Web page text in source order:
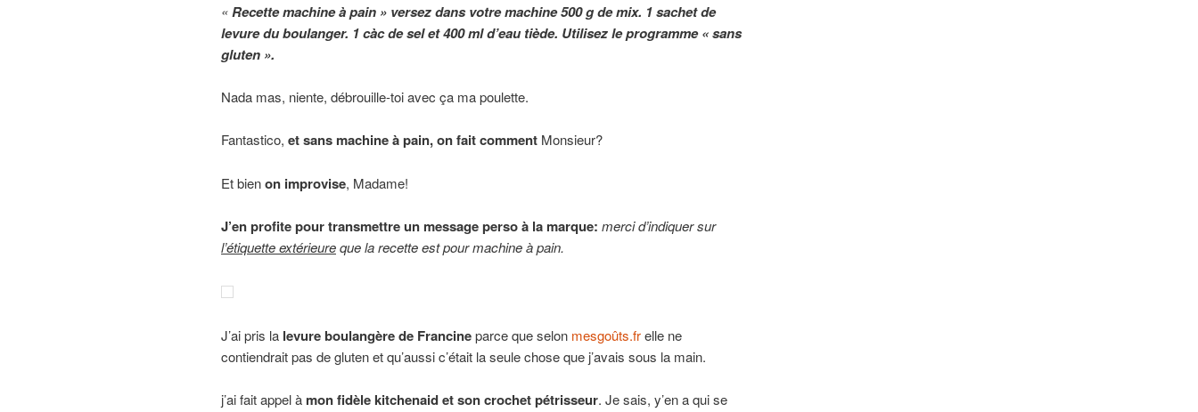
«Recette machine à pain » versez dans votre machine 500 g de mix. 1 sachet de
levure du boulanger. 1 càc de sel et 400 ml d’eau tiède. Utilisez le programme « sans
gluten ».
Nada mas, niente, débrouille-toi avec ça ma poulette.
Fantastico, et sans machine à pain, on fait comment Monsieur?
Et bienon improvise, Madame!
J’en profite pour transmettre un message perso à la marque: merci d’indiquer sur
l’étiquette extérieureque la recette est pour machine à pain.
J’ai pris la levure boulangère de Francineparce que selon mesgoûts.frelle ne
contiendrait pas de gluten et qu’aussi c’était la seule chose que j’avais sous la main.
j’ai fait appel à mon fidèle kitchenaid et son crochet pétrisseur. Je sais, y’en a qui se